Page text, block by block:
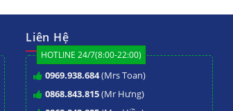
Liên Hệ
HOTLINE 24/7(8:00-22:00)
0969.938.684(Mrs Toan)
0868.843.815(Mr Hưng)